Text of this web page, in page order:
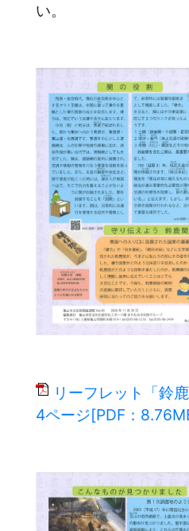
い。
リーフレット「
4ページ[PDF：